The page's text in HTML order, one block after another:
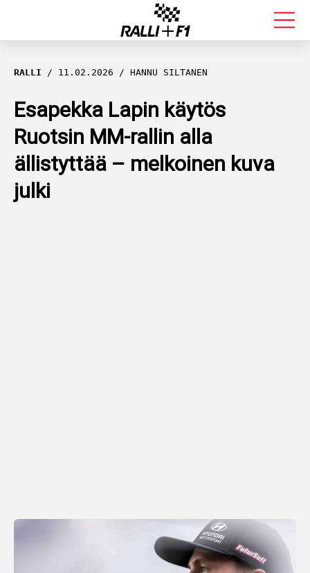
FORMULA 1
RALLI
KALLE ROVANPERÄ
VALTTERI BOTTAS
RALLI 11.02.2026 HANNU SILTANEN
Esapekka Lapin käytös
Ruotsin MM-rallin alla
ällistyttää – melkoinen kuva
julki